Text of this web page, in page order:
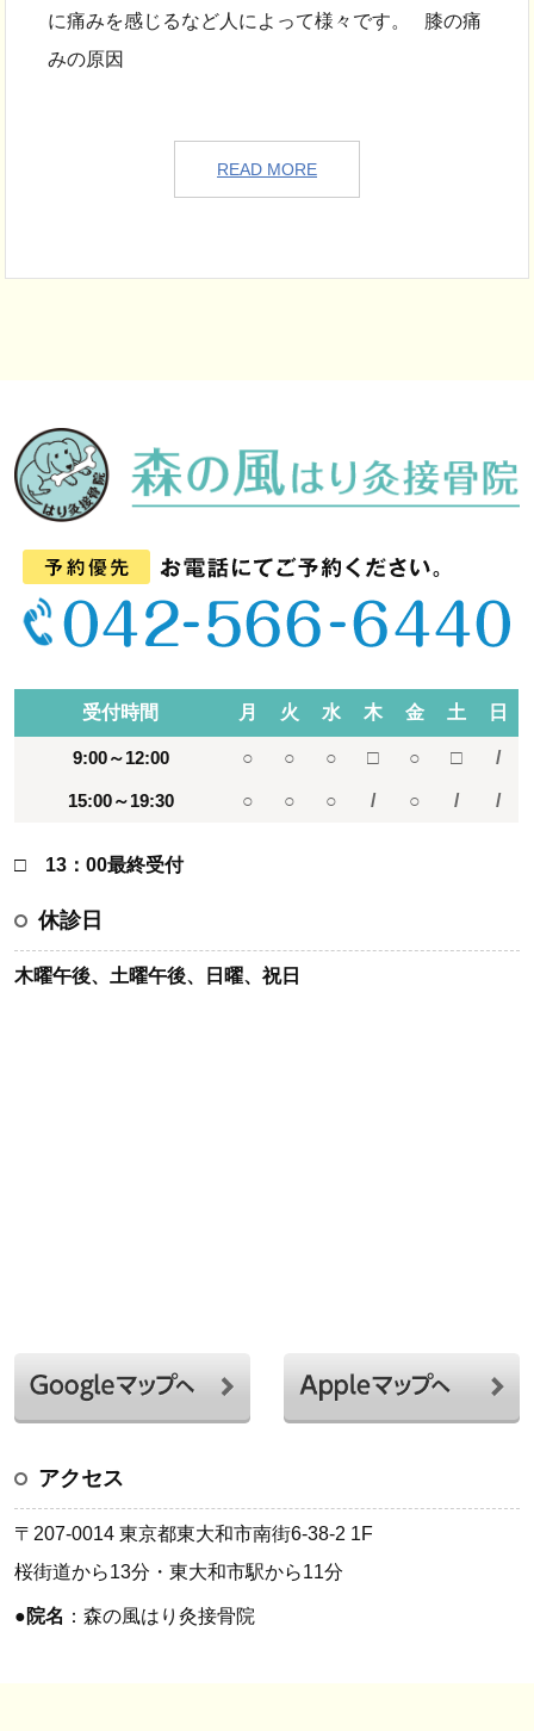
に痛みを感じるなど人によって様々です。 膝の痛
みの原因
READ MORE
受付時間 月 火 水 木 金 土 日
9:00～12:00 ○ ○ ○ □ ○ □ /
15:00～19:30 ○ ○ ○ / ○ / /
□ 13：00最終受付
休診日
木曜午後、土曜午後、日曜、祝日
アクセス
〒207-0014 東京都東大和市南街6-38-2 1F
桜街道から13分・東大和市駅から11分
●院名 ：森の風はり灸接骨院